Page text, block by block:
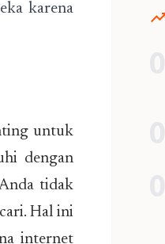
karena
untuk
dengan
tidak
Hal ini
internet